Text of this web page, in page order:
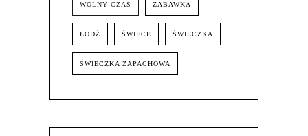
WOLNY CZAS ZABAWKA
ŁÓDŹ ŚWIECE ŚWIECZKA
ŚWIECZKA ZAPACHOWA